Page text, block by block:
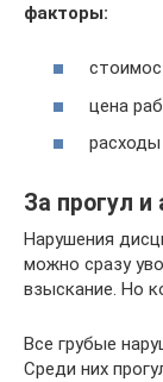
факторы:
цена
За прогул
Нарушения
можно сразу
взыскание. Но
Все грубые
Среди них